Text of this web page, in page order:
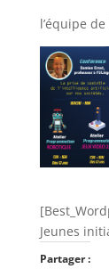
l’équipe
Jeunes
Partager :